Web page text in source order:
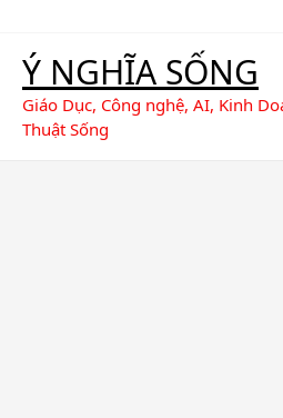
nội
dung
Ý NGHĨA SỐNG
Giáo Dục, Công nghệ, AI, Kinh
Thuật Sống